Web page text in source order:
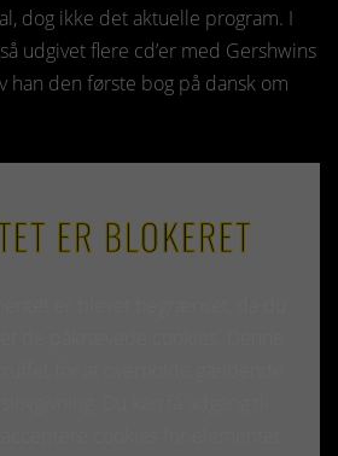
dog ikke det aktuelle program. I
udgivet flere cd’er med Gershwins
han den første bog på dansk om
ER BLOKERET